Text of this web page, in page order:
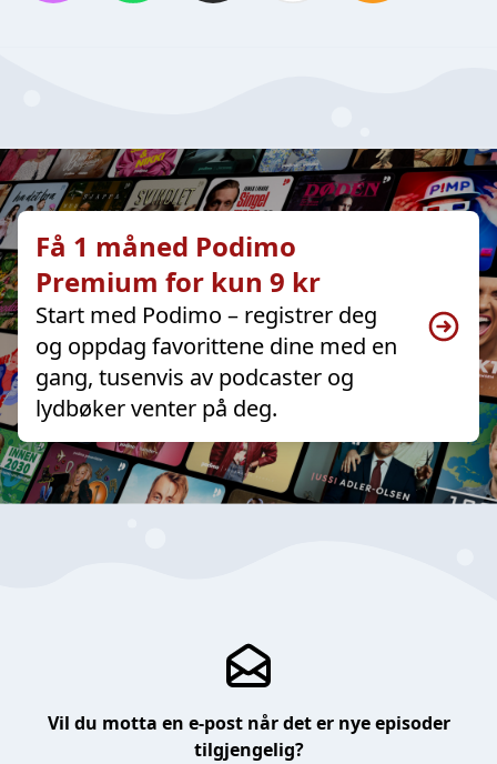
Få 1 måned Podimo
Premium for kun 9 kr
Start med Podimo – registrer deg
og oppdag favorittene dine med en
gang, tusenvis av podcaster og
lydbøker venter på deg.
Vil du motta en e-post når det er nye episoder
tilgjengelig?